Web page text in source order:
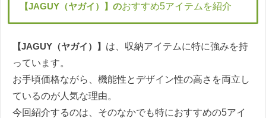
【JAGUY（ヤガイ）】のおすすめ5アイテムを紹介
【JAGUY（ヤガイ）】 は、収納アイテムに特に強みを持
っています。
お手頃価格ながら、機能性とデザイン性の高さを両立し
ているのが人気な理由。
今回紹介するのは、そのなかでも特におすすめの5アイ